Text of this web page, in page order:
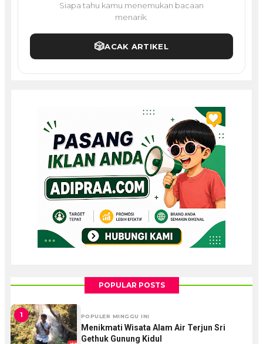
Siapa tahu kamu menemukan bacaan
menarik.
🎲ACAK ARTIKEL
POPULAR POSTS
1 POPULER MINGGU INI
Menikmati Wisata Alam Air Terjun Sri
Gethuk Gunung Kidul